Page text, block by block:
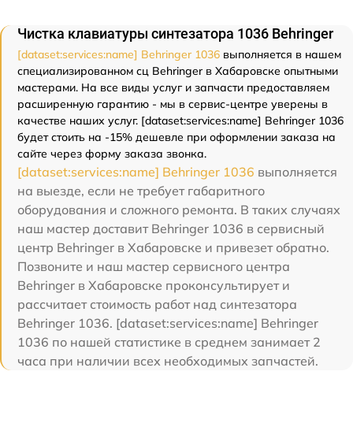
Чистка клавиатуры синтезатора 1036 Behringer
[dataset:services:name] Behringer 1036 выполняется в нашем
специализированном сц Behringer в Хабаровске опытными
мастерами. На все виды услуг и запчасти предоставляем
расширенную гарантию - мы в сервис-центре уверены в
качестве наших услуг. [dataset:services:name] Behringer 1036
будет стоить на -15% дешевле при оформлении заказа на
сайте через форму заказа звонка.
[dataset:services:name] Behringer 1036 выполняется
на выезде, если не требует габаритного
оборудования и сложного ремонта. В таких случаях
наш мастер доставит Behringer 1036 в сервисный
центр Behringer в Хабаровске и привезет обратно.
Позвоните и наш мастер сервисного центра
Behringer в Хабаровске проконсультирует и
рассчитает стоимость работ над синтезатора
Behringer 1036. [dataset:services:name] Behringer
1036 по нашей статистике в среднем занимает 2
часа при наличии всех необходимых запчастей.